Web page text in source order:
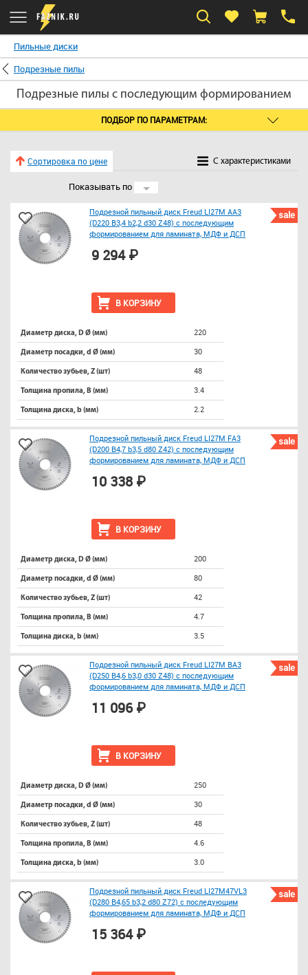
Пильные диски
Подрезные пилы
Подрезные пилы с последующим формированием
ПОДБОР ПО ПАРАМЕТРАМ:
Сортировка по цене C характеристиками
Показывать по 24
sale
Подрезной пильный диск Freud LI27M AA3
(D220 B3,4 b2,2 d30 Z48) с последующим
формированием для ламината, МДФ и ДСП
В КОРЗИНУ
9 294 ₽
Диаметр диска, D Ø (мм) 220
Диаметр посадки, d Ø (мм) 30
Количество зубьев, Z (шт) 48
Толщина пропила, B (мм) 3.4
Толщина диска, b (мм) 2.2
sale
Подрезной пильный диск Freud LI27M FA3
(D200 B4,7 b3,5 d80 Z42) с последующим
формированием для ламината, МДФ и ДСП
В КОРЗИНУ
10 338 ₽
Диаметр диска, D Ø (мм) 200
Диаметр посадки, d Ø (мм) 80
Количество зубьев, Z (шт) 42
Толщина пропила, B (мм) 4.7
Толщина диска, b (мм) 3.5
sale
Подрезной пильный диск Freud LI27M BA3
(D250 B4,6 b3,0 d30 Z48) с последующим
формированием для ламината, МДФ и ДСП
В КОРЗИНУ
11 096 ₽
Диаметр диска, D Ø (мм) 250
Диаметр посадки, d Ø (мм) 30
Количество зубьев, Z (шт) 48
Толщина пропила, B (мм) 4.6
Толщина диска, b (мм) 3.0
sale
Подрезной пильный диск Freud LI27M47VL3
(D280 B4,65 b3,2 d80 Z72) с последующим
формированием для ламината, МДФ и ДСП
15 364 ₽